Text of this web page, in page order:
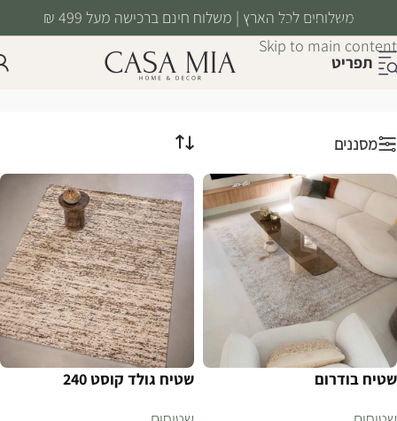
Skip to navigation
Skip to main content
משלוחים לכל הארץ | משלוח חינם ברכישה מעל 499 ₪
תפריט
שטיחים טקסטיל/שטיחים
מסננים
שטיח בודרום
שטיח גולד קוסט 240